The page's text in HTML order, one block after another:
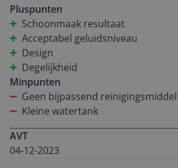
leeg/oplaadstation geplaatst hebt en
opgeladen, kan ie meteen aan het
doos scannen en je krijgt een heel
hoe alles werkt en hoe je hem
gaat eenvoudig via de Tapo app. De
hele verdieping in kaart via een
brengt zelf de diverse afzonderlijke
Hierin kun je ook verboden zone's
schoonmaken zelf kun je met
laten voeren op de dagen en
Pluspunten
Schoonmaak resultaat
Acceptabel geluidsniveau
Design
Degelijkheid
Minpunten
Geen bijpassend
Kleine watertank
AVT
04-12-2023